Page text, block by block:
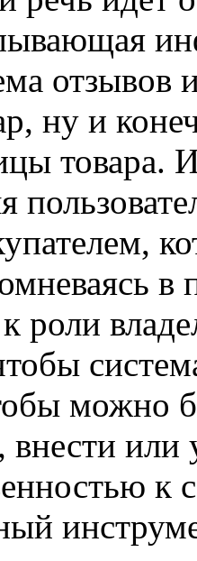
отзывов
ну и
товара.
в
роли
можно
или
к